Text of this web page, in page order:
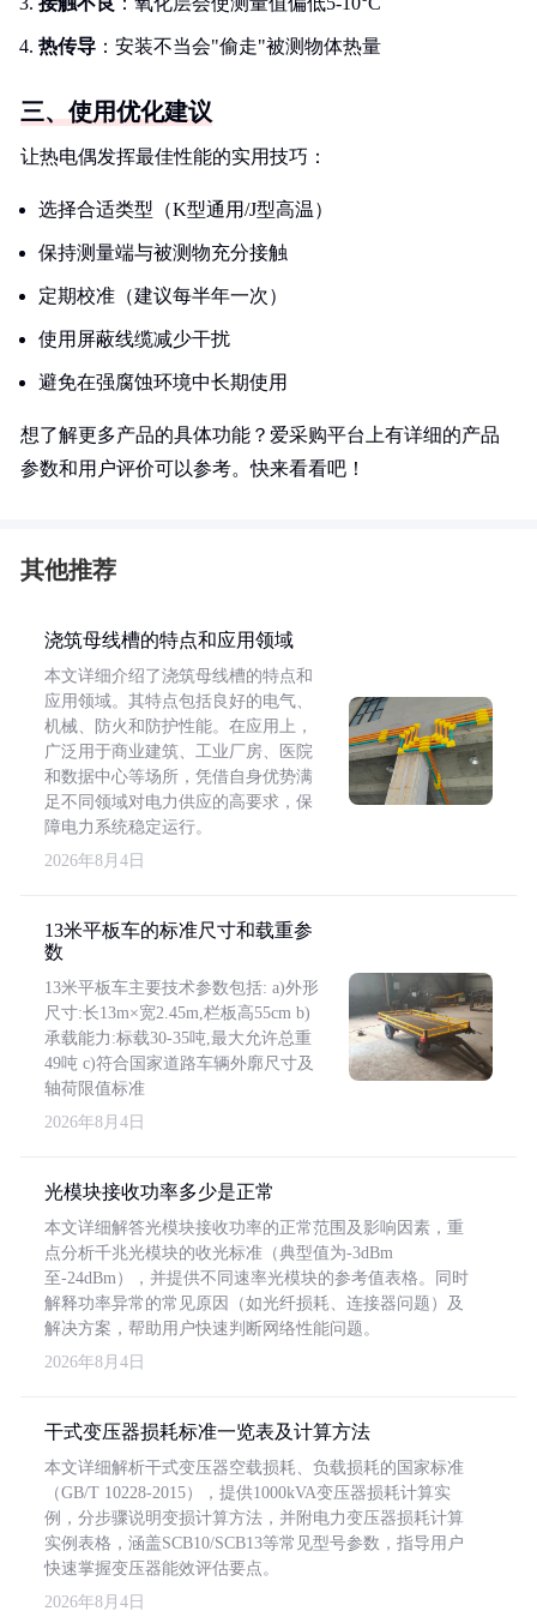
热传导 ：安装不当会"偷走"被测物体热量
三、使用优化建议
让热电偶发挥最佳性能的实用技巧：
选择合适类型（K型通用/J型高温）
保持测量端与被测物充分接触
定期校准（建议每半年一次）
使用屏蔽线缆减少干扰
避免在强腐蚀环境中长期使用
想了解更多产品的具体功能？爱采购平台上有详细的产品
参数和用户评价可以参考。快来看看吧！
其他推荐
浇筑母线槽的特点和应用领域
本文详细介绍了浇筑母线槽的特点和
应用领域。其特点包括良好的电气、
机械、防火和防护性能。在应用上，
广泛用于商业建筑、工业厂房、医院
和数据中心等场所，凭借自身优势满
足不同领域对电力供应的高要求，保
障电力系统稳定运行。
2026年8月4日
13米平板车的标准尺寸和载重参
数
13米平板车主要技术参数包括: a)外形
尺寸:长13m×宽2.45m,栏板高55cm b)
承载能力:标载30-35吨,最大允许总重
49吨 c)符合国家道路车辆外廓尺寸及
轴荷限值标准
2026年8月4日
光模块接收功率多少是正常
本文详细解答光模块接收功率的正常范围及影响因素，重
点分析千兆光模块的收光标准（典型值为-3dBm
至-24dBm），并提供不同速率光模块的参考值表格。同时
解释功率异常的常见原因（如光纤损耗、连接器问题）及
解决方案，帮助用户快速判断网络性能问题。
2026年8月4日
干式变压器损耗标准一览表及计算方法
本文详细解析干式变压器空载损耗、负载损耗的国家标准
（GB/T 10228-2015），提供1000kVA变压器损耗计算实
例，分步骤说明变损计算方法，并附电力变压器损耗计算
实例表格，涵盖SCB10/SCB13等常见型号参数，指导用户
快速掌握变压器能效评估要点。
2026年8月4日